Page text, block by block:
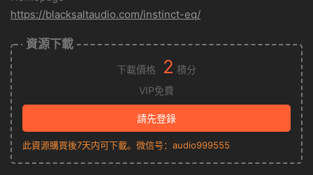
https://blacksaltaudio.com/instinct-eq/
資源下載
下載價格 2 積分
VIP免費
請先登錄
此資源購買後7天内可下載。微信号：audio999555